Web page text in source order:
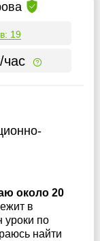
19
час
около 20
в
уроки по
найти